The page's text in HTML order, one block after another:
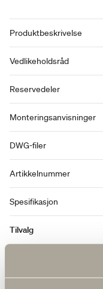
Produktbeskrivelse
Vedlikeholdsråd
Reservedeler
Monteringsanvisninger
DWG-filer
Artikkelnummer
Spesifikasjon
Tilvalg